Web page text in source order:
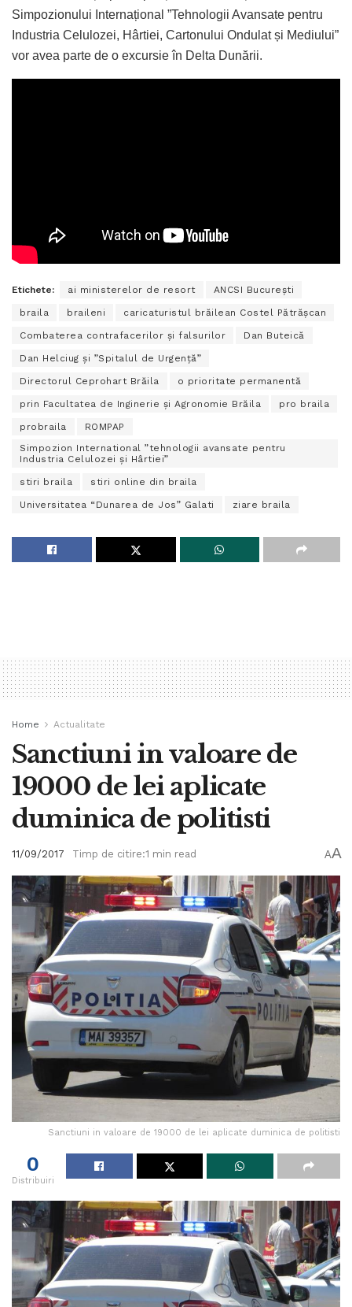
Simpozionului Internațional ”Tehnologii Avansate pentru
Industria Celulozei, Hârtiei, Cartonului Ondulat și Mediului”
vor avea parte de o excursie în Delta Dunării.
Etichete: ai ministerelor de resort ANCSI București
braila braileni caricaturistul brăilean Costel Pătrășcan
Combaterea contrafacerilor și falsurilor Dan Buteică
Dan Helciug și ”Spitalul de Urgență”
Directorul Ceprohart Brăila o prioritate permanentă
prin Facultatea de Inginerie și Agronomie Brăila pro braila
probraila
ROMPAP
Simpozion International ”tehnologii avansate pentru
Industria Celulozei și Hârtiei”
stiri braila stiri online din braila
Universitatea “Dunarea de Jos” Galati ziare braila
Home Actualitate
Sanctiuni in valoare de
19000 de lei aplicate
duminica de politisti
11/09/2017 Timp de citire:1 min read AA
Sanctiuni in valoare de 19000 de lei aplicate duminica de politisti
0
Distribuiri